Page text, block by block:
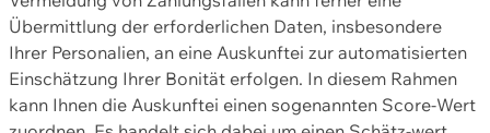
Übermittlung der erforderlichen Daten, insbesondere
Ihrer Personalien, an eine Auskunftei zur automatisierten
Einschätzung Ihrer Bonität erfolgen. In diesem Rahmen
kann Ihnen die Auskunftei einen sogenannten Score-Wert